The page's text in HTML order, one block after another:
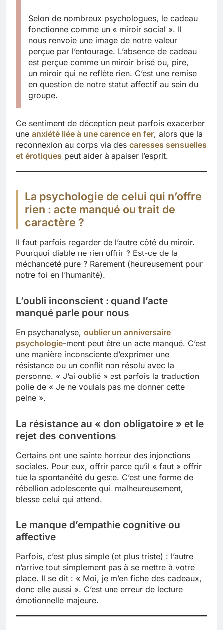
Selon de nombreux psychologues, le cadeau
fonctionne comme un « miroir social ». Il
nous renvoie une image de notre valeur
perçue par l’entourage. L’absence de cadeau
est perçue comme un miroir brisé ou, pire,
un miroir qui ne reflète rien. C’est une remise
en question de notre statut affectif au sein du
groupe.
Ce sentiment de déception peut parfois exacerber
une anxiété liée à une carence en fer, alors que la
reconnexion au corps via des caresses sensuelles
et érotiques peut aider à apaiser l’esprit.
La psychologie de celui qui n’offre
rien : acte manqué ou trait de
caractère ?
Il faut parfois regarder de l’autre côté du miroir.
Pourquoi diable ne rien offrir ? Est-ce de la
méchanceté pure ? Rarement (heureusement pour
notre foi en l’humanité).
L’oubli inconscient : quand l’acte
manqué parle pour nous
En psychanalyse, oublier un anniversaire
psychologie-ment peut être un acte manqué. C’est
une manière inconsciente d’exprimer une
résistance ou un conflit non résolu avec la
personne. « J’ai oublié » est parfois la traduction
polie de « Je ne voulais pas me donner cette
peine ».
La résistance au « don obligatoire » et le
rejet des conventions
Certains ont une sainte horreur des injonctions
sociales. Pour eux, offrir parce qu’il « faut » offrir
tue la spontanéité du geste. C’est une forme de
rébellion adolescente qui, malheureusement,
blesse celui qui attend.
Le manque d’empathie cognitive ou
affective
Parfois, c’est plus simple (et plus triste) : l’autre
n’arrive tout simplement pas à se mettre à votre
place. Il se dit : « Moi, je m’en fiche des cadeaux,
donc elle aussi ». C’est une erreur de lecture
émotionnelle majeure.